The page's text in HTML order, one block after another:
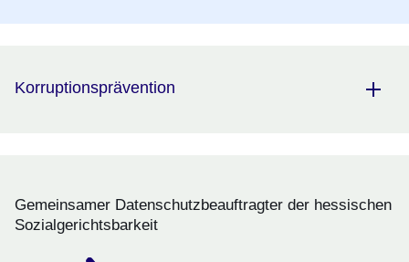
Korruptionsprävention
Gemeinsamer Datenschutzbeauftragter der hessischen
Sozialgerichtsbarkeit